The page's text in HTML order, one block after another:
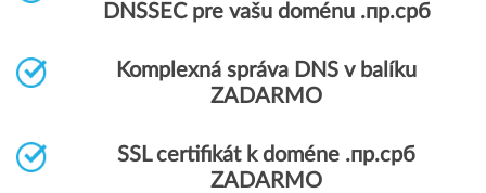
DNSSEC pre vašu doménu .пр.срб
Komplexná správa DNS v balíku
ZADARMO
SSL certifikát k doméne .пр.срб
ZADARMO